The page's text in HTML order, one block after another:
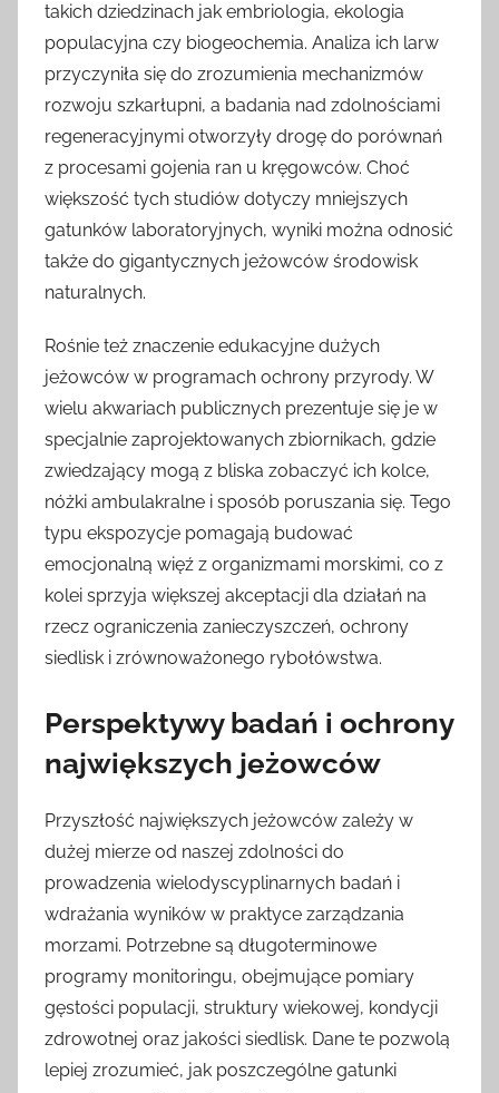
takich dziedzinach jak embriologia, ekologia
populacyjna czy biogeochemia. Analiza ich larw
przyczyniła się do zrozumienia mechanizmów
rozwoju szkarłupni, a badania nad zdolnościami
regeneracyjnymi otworzyły drogę do porównań
z procesami gojenia ran u kręgowców. Choć
większość tych studiów dotyczy mniejszych
gatunków laboratoryjnych, wyniki można odnosić
także do gigantycznych jeżowców środowisk
naturalnych.
Rośnie też znaczenie edukacyjne dużych
jeżowców w programach ochrony przyrody. W
wielu akwariach publicznych prezentuje się je w
specjalnie zaprojektowanych zbiornikach, gdzie
zwiedzający mogą z bliska zobaczyć ich kolce,
nóżki ambulakralne i sposób poruszania się. Tego
typu ekspozycje pomagają budować
emocjonalną więź z organizmami morskimi, co z
kolei sprzyja większej akceptacji dla działań na
rzecz ograniczenia zanieczyszczeń, ochrony
siedlisk i zrównoważonego rybołówstwa.
Perspektywy badań i ochrony
największych jeżowców
Przyszłość największych jeżowców zależy w
dużej mierze od naszej zdolności do
prowadzenia wielodyscyplinarnych badań i
wdrażania wyników w praktyce zarządzania
morzami. Potrzebne są długoterminowe
programy monitoringu, obejmujące pomiary
gęstości populacji, struktury wiekowej, kondycji
zdrowotnej oraz jakości siedlisk. Dane te pozwolą
lepiej zrozumieć, jak poszczególne gatunki